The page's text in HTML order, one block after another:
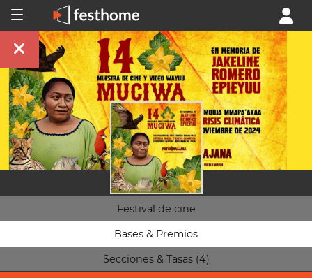
Festival de cine
Bases & Premios
Secciones & Tasas (4)